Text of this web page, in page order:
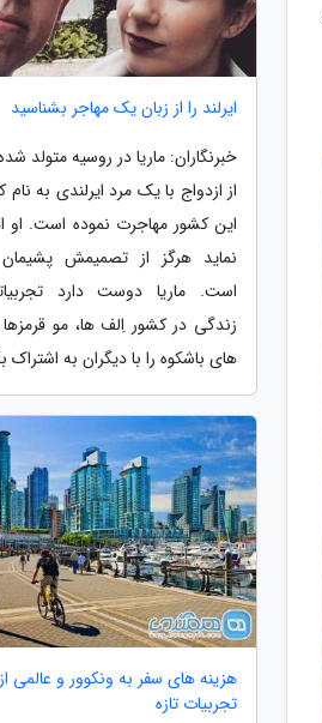
ایرلند را از زبان یک مهاجر بشناسید
خبرنگاران: ماریا در روسیه متولد
از ازدواج با یک مرد ایرلندی به نام
این کشور مهاجرت نموده است. او
نماید هرگز از تصمیمش
است. ماریا دوست دارد
زندگی در کشور اِلف ها، مو
های باشکوه را با دیگران به اشتراک
هزینه های سفر به ونکوور و عالمی از
تجربیات تازه